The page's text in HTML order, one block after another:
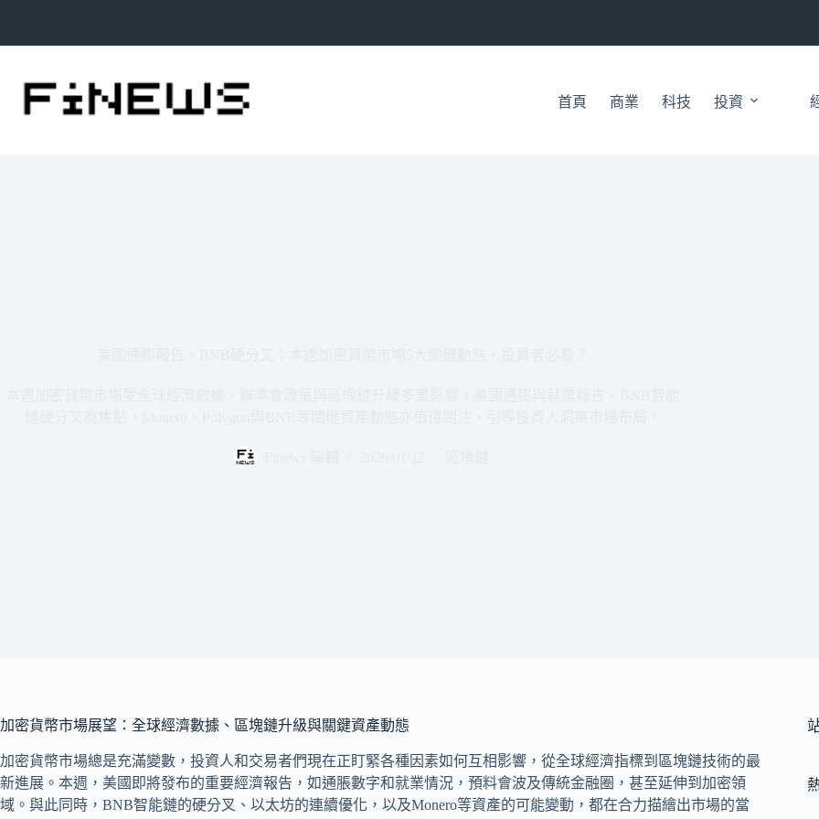
首頁 商業 科技 投資
加密貨幣市場展望：全球經濟數據、區塊鏈升級與關鍵資產動態
加密貨幣市場總是充滿變數，投資人和交易者們現在正盯緊各種因素如何互相影響，從全球經濟指標到區塊鏈技術的最
新進展。本週，美國即將發布的重要經濟報告，如通脹數字和就業情況，預料會波及傳統金融圈，甚至延伸到加密領
域。與此同時，BNB智能鏈的硬分叉、以太坊的連續優化，以及Monero等資產的可能變動，都在合力描繪出市場的當